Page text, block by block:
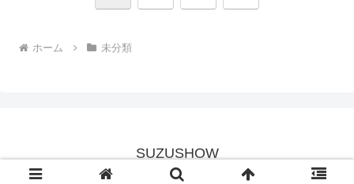
ホーム 未分類
SUZUSHOW
© 2020 SUZUSHOW.